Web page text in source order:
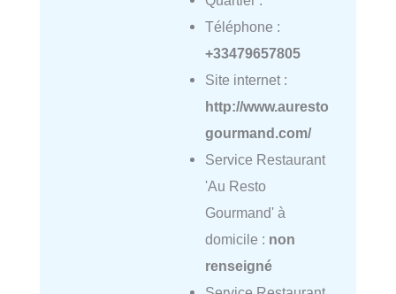
Téléphone :
+33479657805
Site internet :
http://www.auresto
gourmand.com/
Service Restaurant
'Au Resto
Gourmand' à
domicile : non
renseigné